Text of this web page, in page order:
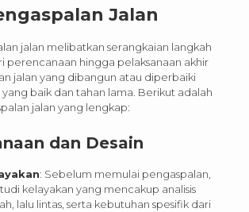
Jalan
jalan melibatkan serangkaian langkah
perencanaan hingga pelaksanaan akhir
jalan yang dibangun atau diperbaiki
baik dan tahan lama. Berikut adalah
jalan yang lengkap:
dan Desain
: Sebelum memulai pengaspalan,
kelayakan yang mencakup analisis
lalu lintas, serta kebutuhan spesifik dari